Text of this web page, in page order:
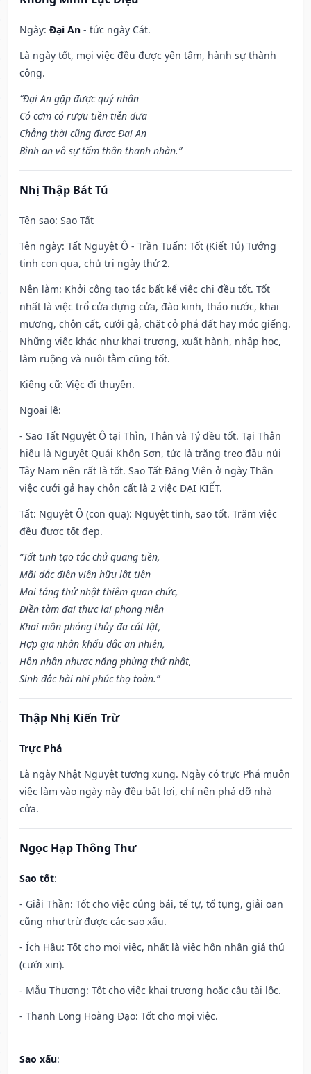
Ngày: Đại An - tức ngày Cát.
Là ngày tốt, mọi việc đều được yên tâm, hành sự thành
công.
“Đại An gặp được quý nhân
Có cơm có rượu tiền tiễn đưa
Chẳng thời cũng được Đại An
Bình an vô sự tấm thân thanh nhàn.”
Nhị Thập Bát Tú
Tên sao: Sao Tất
Tên ngày: Tất Nguyệt Ô - Trần Tuấn: Tốt (Kiết Tú) Tướng
tinh con quạ, chủ trị ngày thứ 2.
Nên làm: Khởi công tạo tác bất kể việc chi đều tốt. Tốt
nhất là việc trổ cửa dựng cửa, đào kinh, tháo nước, khai
mương, chôn cất, cưới gả, chặt cỏ phá đất hay móc giếng.
Những việc khác như khai trương, xuất hành, nhập học,
làm ruộng và nuôi tằm cũng tốt.
Kiêng cữ: Việc đi thuyền.
Ngoại lệ:
- Sao Tất Nguyệt Ô tại Thìn, Thân và Tý đều tốt. Tại Thân
hiệu là Nguyệt Quải Khôn Sơn, tức là trăng treo đầu núi
Tây Nam nên rất là tốt. Sao Tất Đăng Viên ở ngày Thân
việc cưới gả hay chôn cất là 2 việc ĐẠI KIẾT.
Tất: Nguyệt Ô (con quạ): Nguyệt tinh, sao tốt. Trăm việc
đều được tốt đẹp.
“Tất tinh tạo tác chủ quang tiền,
Mãi dắc điền viên hữu lật tiền
Mai táng thử nhật thiêm quan chức,
Điền tàm đại thực lai phong niên
Khai môn phóng thủy đa cát lật,
Hợp gia nhân khẩu đắc an nhiên,
Hôn nhân nhược năng phùng thử nhật,
Sinh đắc hài nhi phúc thọ toàn.”
Thập Nhị Kiến Trừ
Trực Phá
Là ngày Nhật Nguyệt tương xung. Ngày có trực Phá muôn
việc làm vào ngày này đều bất lợi, chỉ nên phá dỡ nhà
cửa.
Ngọc Hạp Thông Thư
Sao tốt:
- Giải Thần: Tốt cho việc cúng bái, tế tự, tố tụng, giải oan
cũng như trừ được các sao xấu.
- Ích Hậu: Tốt cho mọi việc, nhất là việc hôn nhân giá thú
(cưới xin).
- Mẫu Thương: Tốt cho việc khai trương hoặc cầu tài lộc.
- Thanh Long Hoàng Đạo: Tốt cho mọi việc.
Sao xấu: